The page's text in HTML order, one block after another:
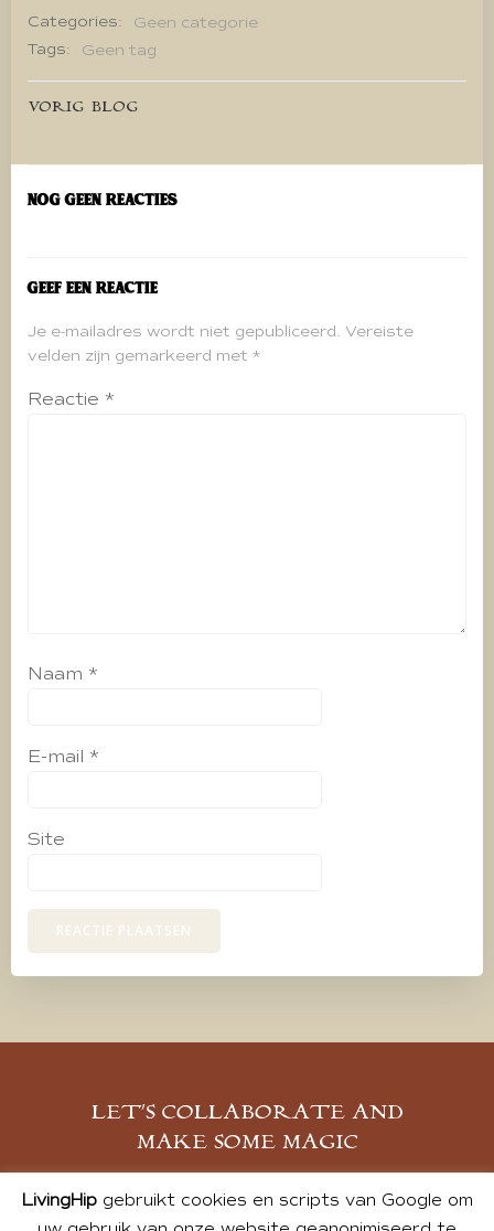
Categories:
Geen categorie
Tags:
Geen tag
Bericht
navigatie
VORIG BLOG
Nog geen reacties
Geef een reactie
Je e-mailadres wordt niet gepubliceerd. Vereiste
velden zijn gemarkeerd met *
Reactie *
Naam *
E-mail *
Site
LET’S COLLABORATE AND
MAKE SOME MAGIC
MELD JE AAN
LivingHipgebruikt cookies en scripts van Google om